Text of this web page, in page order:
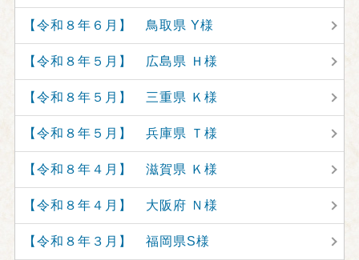
【令和８年６月】 鳥取県 Y様
【令和８年５月】 広島県 Ｈ様
【令和８年５月】 三重県 Ｋ様
【令和８年５月】 兵庫県 Ｔ様
【令和８年４月】 滋賀県 Ｋ様
【令和８年４月】 大阪府 Ｎ様
【令和８年３月】 福岡県S様